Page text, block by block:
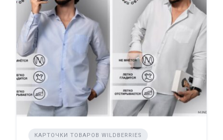
КАРТОЧКИ ТОВАРОВ WILDBERRIES